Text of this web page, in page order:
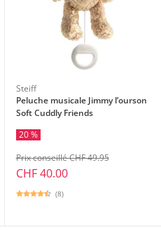
Steiff
Peluche musicale Jimmy l’ourson
Soft Cuddly Friends
20 %
CHF 40.00
Prix conseillé CHF 49.95
(8)